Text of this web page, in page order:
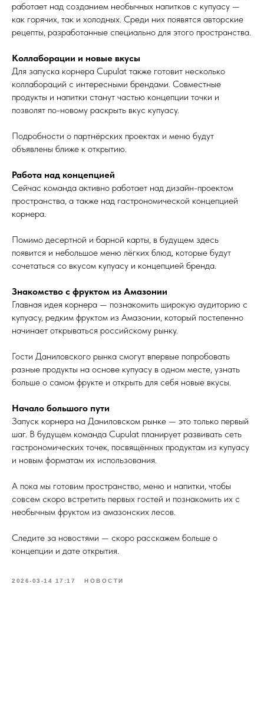
работает над созданием необычных напитков с купуасу —
как горячих, так и холодных. Среди них появятся авторские
рецепты, разработанные специально для этого пространства.
Коллаборации и новые вкусы
Для запуска корнера Cupulat также готовит несколько
коллабораций с интересными брендами. Совместные
продукты и напитки станут частью концепции точки и
позволят по-новому раскрыть вкус купуасу.
Подробности о партнёрских проектах и меню будут
объявлены ближе к открытию.
Работа над концепцией
Сейчас команда активно работает над дизайн-проектом
пространства, а также над гастрономической концепцией
корнера.
Помимо десертной и барной карты, в будущем здесь
появится и небольшое меню лёгких блюд, которые будут
сочетаться со вкусом купуасу и концепцией бренда.
Знакомство с фруктом из Амазонии
Главная идея корнера — познакомить широкую аудиторию с
купуасу, редким фруктом из Амазонии, который постепенно
начинает открываться российскому рынку.
Гости Даниловского рынка смогут впервые попробовать
разные продукты на основе купуасу в одном месте, узнать
больше о самом фрукте и открыть для себя новые вкусы.
Начало большого пути
Запуск корнера на Даниловском рынке — это только первый
шаг. В будущем команда Cupulat планирует развивать сеть
гастрономических точек, посвящённых продуктам из купуасу
и новым форматам их использования.
А пока мы готовим пространство, меню и напитки, чтобы
совсем скоро встретить первых гостей и познакомить их с
необычным фруктом из амазонских лесов.
Следите за новостями — скоро расскажем больше о
концепции и дате открытия.
2026-03-14 17:17 НОВОСТИ